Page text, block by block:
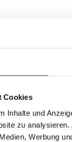
Cookies
Inhalte und
zu
Werbung